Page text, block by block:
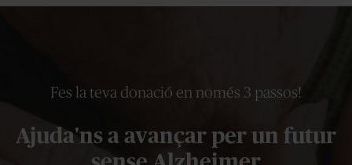
Fes la teva donació en només 3 passos!
Ajuda'ns a avançar per un futur